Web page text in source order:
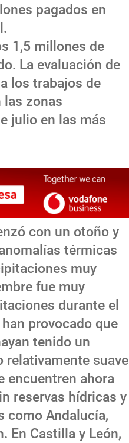
pagados en
1,5 millones de
La evaluación de
los trabajos de
las zonas
julio en las más
con un otoño y
térmicas
muy
fue muy
durante el
provocado que
tenido un
relativamente suave
encuentren ahora
reservas hídricas y
como Andalucía,
En Castilla y León,